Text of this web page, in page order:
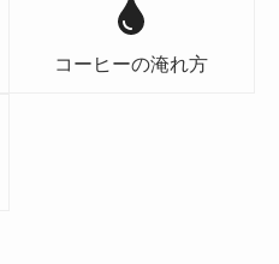
コーヒーの淹れ方